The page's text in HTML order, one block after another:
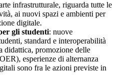
infrastrutturale, riguarda tutte le
ai nuovi spazi e ambienti per
digitale.
gli studenti: nuove
standard e interoperabilità
didattica, promozione delle
esperienze di alternanza
sono fra le azioni previste in